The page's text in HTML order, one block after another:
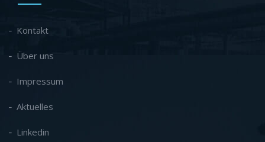
Kontakt
Über uns
Impressum
Aktuelles
Linkedin